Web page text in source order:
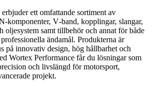
ett omfattande sortiment av
komponenter, V‑band, kopplingar, slangar,
oljesystem samt tillbehör och annat för både
ändamål. Produkterna är
på innovativ design, hög hållbarhet och
Wortex Performance får du lösningar som
och livslängd för motorsport,
projekt.